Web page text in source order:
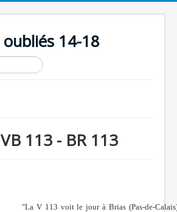
oubliés 14-18
113 - BR 113
"La V 113 voit le jour à Brias (Pas-de-